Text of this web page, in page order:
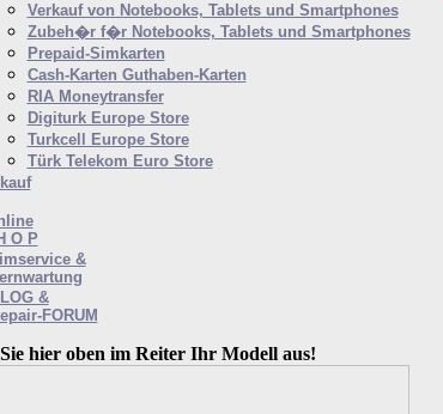
Verkauf von Notebooks, Tablets und Smartphones
Zubeh�r f�r Notebooks, Tablets und Smartphones
Prepaid-Simkarten
Cash-Karten Guthaben-Karten
RIA Moneytransfer
Digiturk Europe Store
Turkcell Europe Store
Türk Telekom Euro Store
O P
&
&
FORUM
hier oben im Reiter Ihr Modell aus!